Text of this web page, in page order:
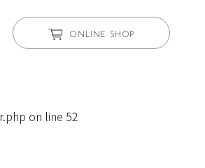
on line 52
ONLINE SHOP